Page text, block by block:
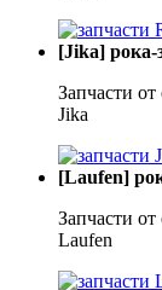
[Jika] рока-
Запчасти
Jika
[Laufen]
Запчасти
Laufen